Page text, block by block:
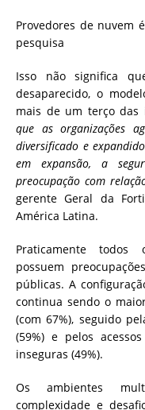
Provedores de nuvem
pesquisa
Isso não significa
desaparecido, o
mais de um terço das
que as organizações
diversificado e
em expansão, a
preocupação com
gerente Geral da
América Latina.
Praticamente todos
possuem
públicas. A
continua sendo o
(com 67%), seguido
(59%) e pelos
inseguras (49%).
Os ambientes
complexidade e